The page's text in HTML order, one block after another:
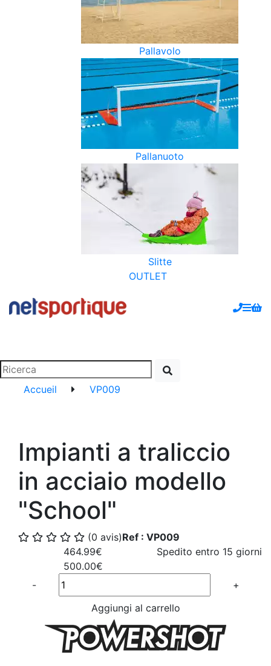
Pallavolo
Pallanuoto
Slitte
OUTLET
Accueil VP009
Impianti a traliccio
in acciaio modello
"School"
(0 avis)Ref : VP009
464.99€
500.00€
Spedito entro 15 giorni
Quantité
-
+
Aggiungi al carrello